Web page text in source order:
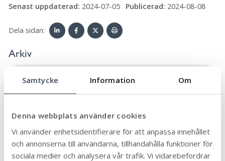
Samtycke Information Om
Denna webbplats använder cookies
Vi använder enhetsidentifierare för att anpassa innehållet
och annonserna till användarna, tillhandahålla funktioner för
sociala medier och analysera vår trafik. Vi vidarebefordrar
Senast uppdaterad: 2024-07-05 Publicerad: 2024-08-08
Dela sidan:
Arkiv
Äldre och seniorer
Allmän 90
Arbete och praktik 6